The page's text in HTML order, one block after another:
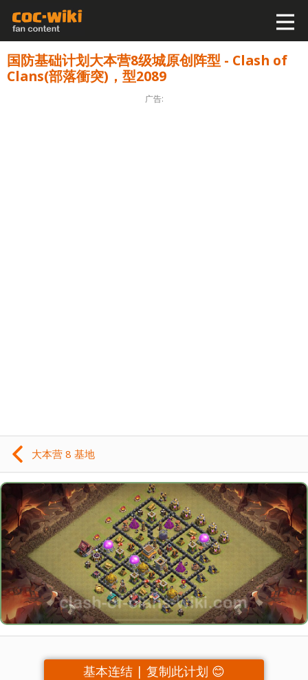
国防基础计划大本营8级城原创阵型 - Clash of
Clans(部落衝突)，型2089
广告:
大本营 8 基地
基本连结 | 复制此计划 😊